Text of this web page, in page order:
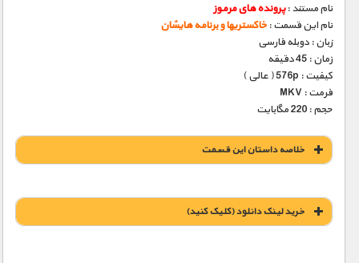
نام مستند :پرونده های مرموز
نام این قسمت : خاکستریها و برنامه هایشان
زبان : دوبله فارسی
زمان : 45 دقیقه
کیفیت : 576p ( عالی )
فرمت : MKV
حجم : 220 مگابایت
خلاصه داستان این قسمت
خريد لينک دانلود (کليک کنيد)